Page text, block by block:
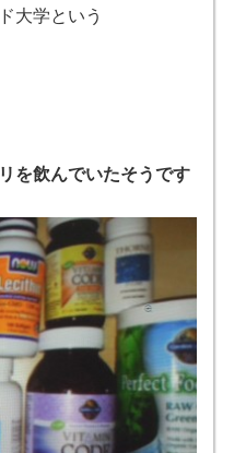
大学という
を飲んでいたそうです